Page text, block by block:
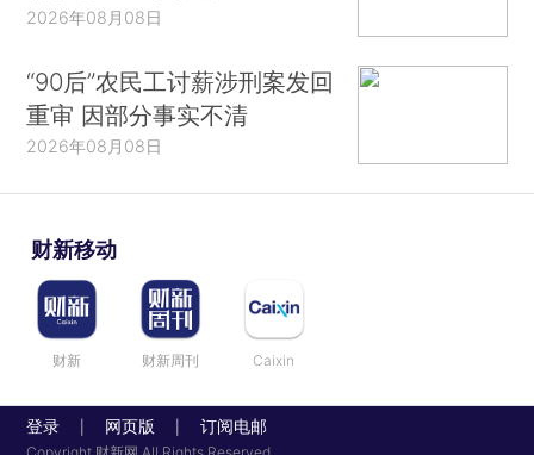
2026年08月08日
“90后”农民工讨薪涉刑案发回
重审 因部分事实不清
2026年08月08日
财新移动
财新 财新周刊 Caixin
登录 网页版 订阅电邮